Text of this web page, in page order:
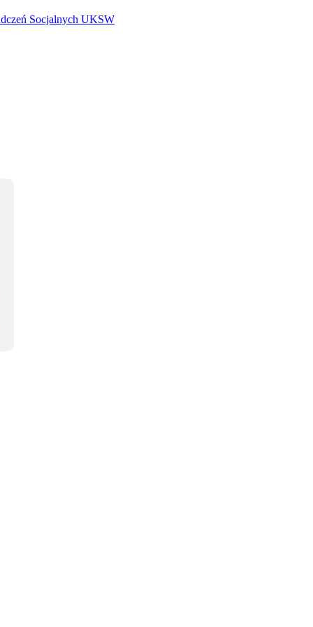
Socjalnych UKSW